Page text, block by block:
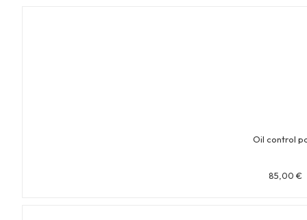
Oil control
85,00€